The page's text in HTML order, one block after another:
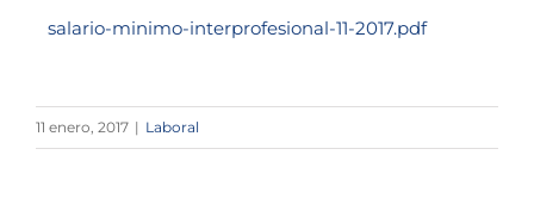
salario-minimo-interprofesional-11-2017.pdf
11 enero, 2017 | Laboral